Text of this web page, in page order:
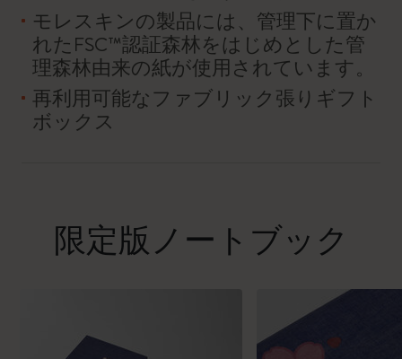
モレスキンの製品には、管理下に置か
れたFSC™認証森林をはじめとした管
理森林由来の紙が使用されています。
再利用可能なファブリック張りギフト
ボックス
限定版ノートブック